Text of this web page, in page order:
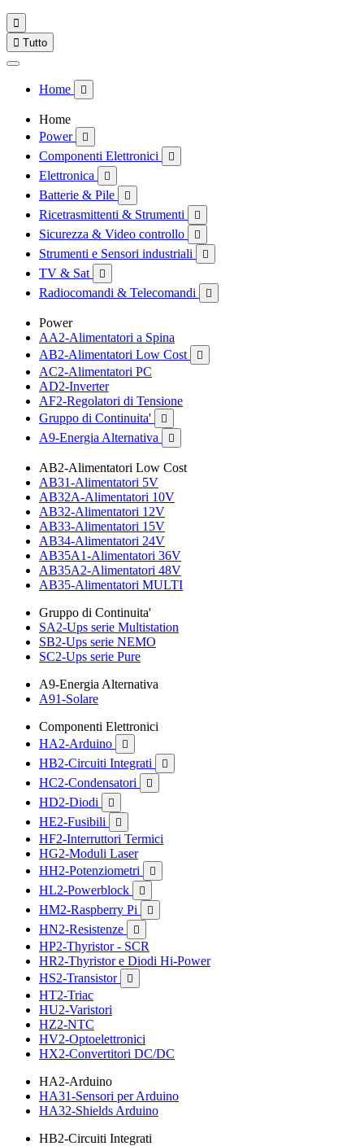

 Tutto
Home 
Home
Power

Componenti Elettronici 
Elettronica 
Batterie & Pile 
Ricetrasmittenti & Strumenti 
Sicurezza & Video controllo 
Strumenti e Sensori industriali 
TV & Sat 
Radiocomandi & Telecomandi 
Power
AA2-Alimentatori a Spina
AB2-Alimentatori Low Cost

AC2-Alimentatori PC
AD2-Inverter
AF2-Regolatori di Tensione
Gruppo di Continuita'

A9-Energia Alternativa 
AB2-Alimentatori Low Cost
AB31-Alimentatori 5V
AB32A-Alimentatori 10V
AB32-Alimentatori 12V
AB33-Alimentatori 15V
AB34-Alimentatori 24V
AB35A1-Alimentatori 36V
AB35A2-Alimentatori 48V
AB35-Alimentatori MULTI
Gruppo di Continuita'
SA2-Ups serie Multistation
SB2-Ups serie NEMO
SC2-Ups serie Pure
A9-Energia Alternativa
A91-Solare
Componenti Elettronici
HA2-Arduino

HB2-Circuiti Integrati 
HC2-Condensatori 
HD2-Diodi 
HE2-Fusibili 
HF2-Interruttori Termici
HG2-Moduli Laser
HH2-Potenziometri

HL2-Powerblock 
HM2-Raspberry Pi 
HN2-Resistenze 
HP2-Thyristor - SCR
HR2-Thyristor e Diodi Hi-Power
HS2-Transistor

HT2-Triac
HU2-Varistori
HZ2-NTC
HV2-Optoelettronici
HX2-Convertitori DC/DC
HA2-Arduino
HA31-Sensori per Arduino
HA32-Shields Arduino
HB2-Circuiti Integrati